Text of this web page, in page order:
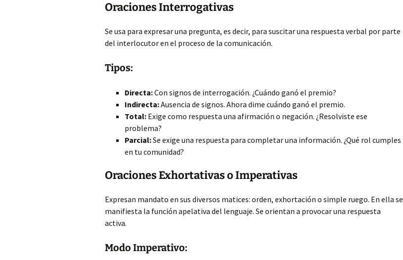
Oraciones Interrogativas
Se usa para expresar una pregunta, es decir, para suscitar una respuesta verbal por parte
del interlocutor en el proceso de la comunicación.
Tipos:
Directa:Con signos de interrogación. ¿Cuándo ganó el premio?
Indirecta:Ausencia de signos. Ahora dime cuándo ganó el premio.
Total: Exige como respuesta una afirmación o negación. ¿Resolviste ese
problema?
Parcial:Se exige una respuesta para completar una información. ¿Qué rol cumples
en tu comunidad?
Oraciones Exhortativas o Imperativas
Expresan mandato en sus diversos matices: orden, exhortación o simple ruego. En ella se
manifiesta la función apelativa del lenguaje. Se orientan a provocar una respuesta
activa.
Modo Imperativo: